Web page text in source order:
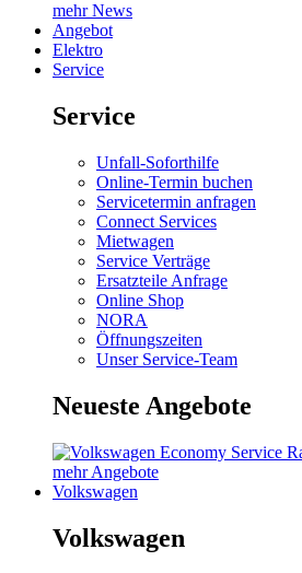
mehr News
Angebot
Elektro
Service
Service
Unfall-Soforthilfe
Online-Termin buchen
Servicetermin anfragen
Connect Services
Mietwagen
Service Verträge
Ersatzteile Anfrage
Online Shop
NORA
Öffnungszeiten
Unser Service-Team
Neueste Angebote
mehr Angebote
Volkswagen
Volkswagen